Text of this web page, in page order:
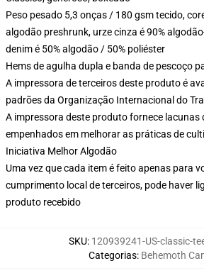
Peso pesado 5,3 onças / 180 gsm tecido,
algodão preshrunk, urze cinza é 90%
denim é 50% algodão / 50% poliéster
Hems de agulha dupla e banda de pescoço
A impressora de terceiros deste produto é
padrões da Organização Internacional do
A impressora deste produto fornece lacunas
empenhados em melhorar as práticas de
Iniciativa Melhor Algodão
Uma vez que cada item é feito apenas para
cumprimento local de terceiros, pode haver
produto recebido
SKU: 120939241-US-classic-
Categorias: Behemoth